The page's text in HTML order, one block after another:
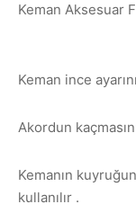
Keman Aksesuar
Keman ince
Akordun
Kemanın
kullanılır .